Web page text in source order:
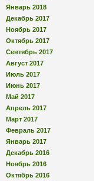
Январь 2018
Декабрь 2017
Ноябрь 2017
Октябрь 2017
Сентябрь 2017
Август 2017
Июль 2017
Июнь 2017
Май 2017
Апрель 2017
Март 2017
Февраль 2017
Январь 2017
Декабрь 2016
Ноябрь 2016
Октябрь 2016